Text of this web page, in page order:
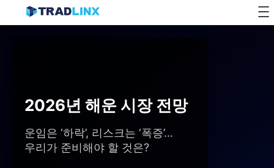
2026년 해운 시장 전망
운임은 ‘하락’, 리스크는 ‘폭증’…
우리가 준비해야 할 것은?